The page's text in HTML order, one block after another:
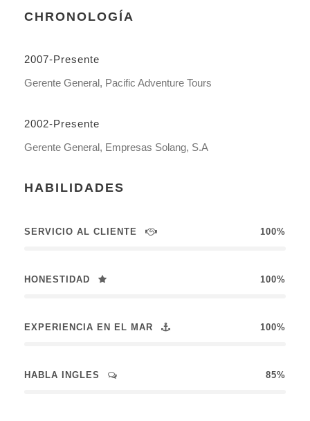
CHRONOLOGÍA
2007-Presente
Gerente General, Pacific Adventure Tours
2002-Presente
Gerente General, Empresas Solang, S.A
HABILIDADES
SERVICIO AL CLIENTE 100%
HONESTIDAD 100%
EXPERIENCIA EN EL MAR 100%
HABLA INGLES 85%